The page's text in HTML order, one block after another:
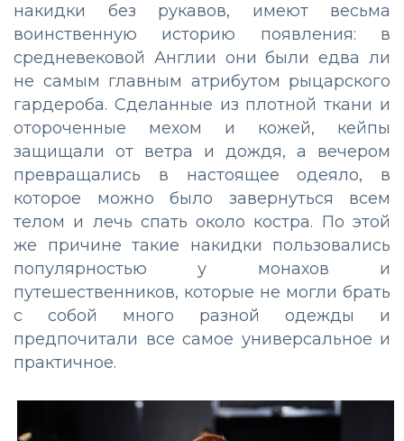
накидки без рукавов, имеют весьма
воинственную историю появления: в
средневековой Англии они были едва ли
не самым главным атрибутом рыцарского
гардероба. Сделанные из плотной ткани и
отороченные мехом и кожей, кейпы
защищали от ветра и дождя, а вечером
превращались в настоящее одеяло, в
которое можно было завернуться всем
телом и лечь спать около костра. По этой
же причине такие накидки пользовались
популярностью у монахов и
путешественников, которые не могли брать
с собой много разной одежды и
предпочитали все самое универсальное и
практичное.